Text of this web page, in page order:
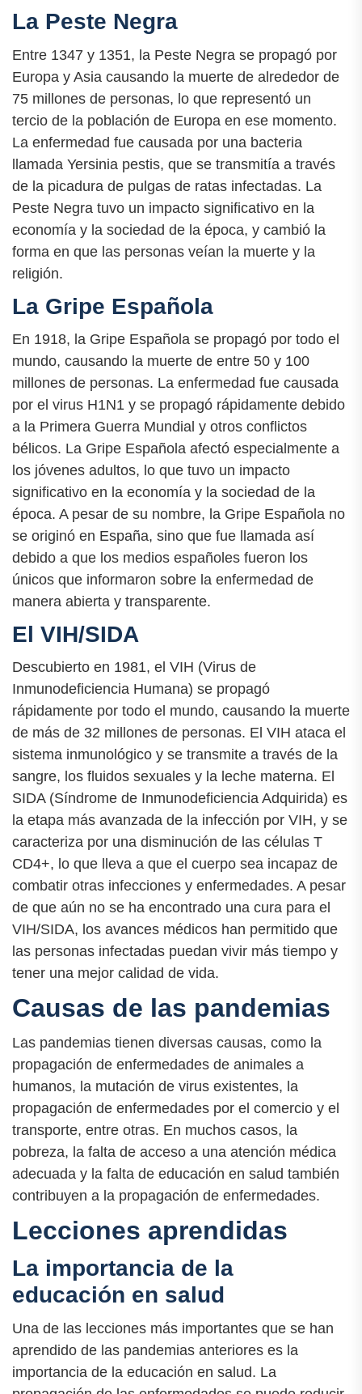
La Peste Negra
Entre 1347 y 1351, la Peste Negra se propagó por
Europa y Asia causando la muerte de alrededor de
75 millones de personas, lo que representó un
tercio de la población de Europa en ese momento.
La enfermedad fue causada por una bacteria
llamada Yersinia pestis, que se transmitía a través
de la picadura de pulgas de ratas infectadas. La
Peste Negra tuvo un impacto significativo en la
economía y la sociedad de la época, y cambió la
forma en que las personas veían la muerte y la
religión.
La Gripe Española
En 1918, la Gripe Española se propagó por todo el
mundo, causando la muerte de entre 50 y 100
millones de personas. La enfermedad fue causada
por el virus H1N1 y se propagó rápidamente debido
a la Primera Guerra Mundial y otros conflictos
bélicos. La Gripe Española afectó especialmente a
los jóvenes adultos, lo que tuvo un impacto
significativo en la economía y la sociedad de la
época. A pesar de su nombre, la Gripe Española no
se originó en España, sino que fue llamada así
debido a que los medios españoles fueron los
únicos que informaron sobre la enfermedad de
manera abierta y transparente.
El VIH/SIDA
Descubierto en 1981, el VIH (Virus de
Inmunodeficiencia Humana) se propagó
rápidamente por todo el mundo, causando la muerte
de más de 32 millones de personas. El VIH ataca el
sistema inmunológico y se transmite a través de la
sangre, los fluidos sexuales y la leche materna. El
SIDA (Síndrome de Inmunodeficiencia Adquirida) es
la etapa más avanzada de la infección por VIH, y se
caracteriza por una disminución de las células T
CD4+, lo que lleva a que el cuerpo sea incapaz de
combatir otras infecciones y enfermedades. A pesar
de que aún no se ha encontrado una cura para el
VIH/SIDA, los avances médicos han permitido que
las personas infectadas puedan vivir más tiempo y
tener una mejor calidad de vida.
Causas de las pandemias
Las pandemias tienen diversas causas, como la
propagación de enfermedades de animales a
humanos, la mutación de virus existentes, la
propagación de enfermedades por el comercio y el
transporte, entre otras. En muchos casos, la
pobreza, la falta de acceso a una atención médica
adecuada y la falta de educación en salud también
contribuyen a la propagación de enfermedades.
Lecciones aprendidas
La importancia de la
educación en salud
Una de las lecciones más importantes que se han
aprendido de las pandemias anteriores es la
importancia de la educación en salud. La